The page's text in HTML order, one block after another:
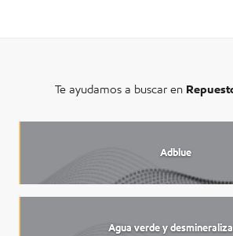
Te ayudamos a buscar en
Adblue
Agua verde y